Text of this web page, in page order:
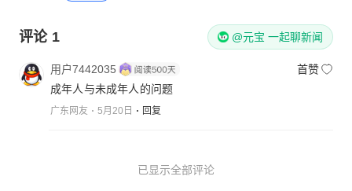
评论 1 @元宝 一起聊新闻
用户7442035
首赞
成年人与未成年人的问题
广东网友 5月20日 回复
已显示全部评论